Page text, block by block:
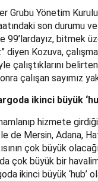
Grubu Yönetim
son durumu
99’lardayız, bitmek
diyen Kozuva,
çalıştıklarını
çalışan sayımız
ikinci büyük
hizmete
de Mersin, Adana,
çok büyük
çok büyük bir
ikinci büyük ‘hub’